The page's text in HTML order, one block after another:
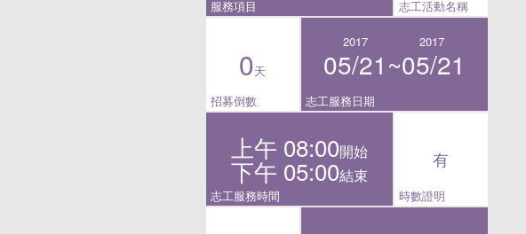
服務項目 志工活動名稱
0天
招募倒數
2017
05/21~
2017
05/21
志工服務日期
上午 08:00開始
下午 05:00結束
志工服務時間
有
時數證明